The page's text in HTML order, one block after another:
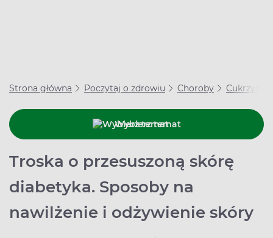
Strona główna Poczytaj o zdrowiu Choroby Cukrzyca
Wybierz temat
Troska o przesuszoną skórę
diabetyka. Sposoby na
nawilżenie i odżywienie skóry